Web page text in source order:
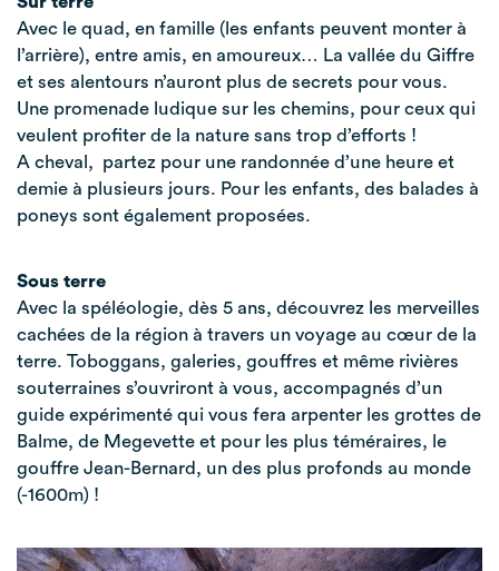
Avec le quad, en famille (les enfants peuvent monter à
l’arrière), entre amis, en amoureux… La vallée du Giffre
et ses alentours n’auront plus de secrets pour vous.
Une promenade ludique sur les chemins, pour ceux qui
veulent profiter de la nature sans trop d’efforts !
A cheval, partez pour une randonnée d’une heure et
demie à plusieurs jours. Pour les enfants, des balades à
poneys sont également proposées.
Sous terre
Avec la spéléologie, dès 5 ans, découvrez les merveilles
cachées de la région à travers un voyage au cœur de la
terre. Toboggans, galeries, gouffres et même rivières
souterraines s’ouvriront à vous, accompagnés d’un
guide expérimenté qui vous fera arpenter les grottes de
Balme, de Megevette et pour les plus téméraires, le
gouffre Jean-Bernard, un des plus profonds au monde
(-1600m) !